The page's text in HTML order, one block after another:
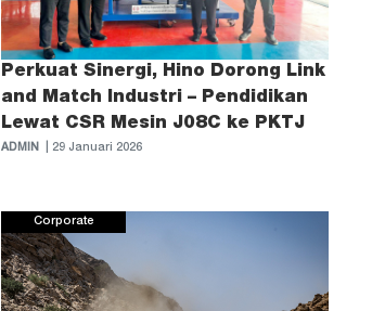
Perkuat Sinergi, Hino Dorong Link
and Match Industri – Pendidikan
Lewat CSR Mesin J08C ke PKTJ
ADMIN| 29 Januari 2026
Corporate